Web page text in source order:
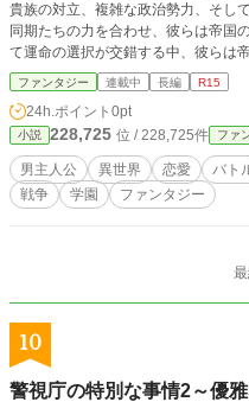
貴族の対立、複雑な政治勢力、そし
同期たちの力を合わせ、彼らは帝国
て運命の選択が交錯する中、彼らは帝国
旬までは連続更新分のストック準備済
ファンタジー 連載中 長編 R15
24h.ポイント 0pt
小説 228,725 位 / 228,725件 ファ
男主人公 異世界 恋愛 バト
戦争
学園 ファンタジー
10
警視庁の特別な事情2～優